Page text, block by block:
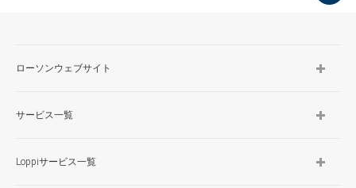
ローソンウェブサイト
サービス一覧
Loppiサービス一覧